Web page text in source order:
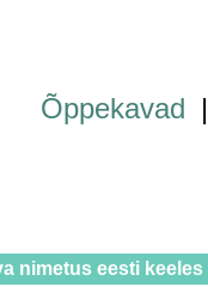
Õppekavad |
nimetus eesti keeles